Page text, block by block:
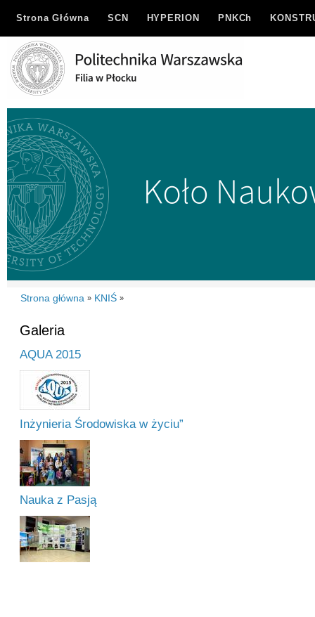
Strona Główna SCN HYPERION PNKCh
Strona główna » KNIŚ »
Galeria
AQUA 2015
Inżynieria Środowiska w życiu”
Nauka z Pasją